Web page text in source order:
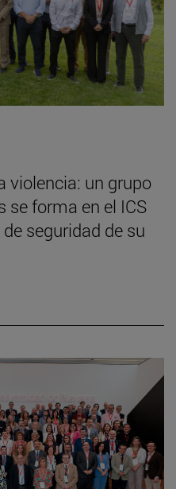
violencia: un grupo
se forma en el ICS
seguridad de su